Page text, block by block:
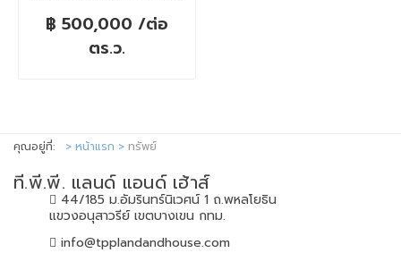
฿ 500,000 /ต่อ
ตร.ว.
คุณอยู่ที่: หน้าแรก ทรัพย์
ที.พี.พี. แลนด์ แอนด์ เฮ้าส์
44/185 ม.อัมรินทร์นิเวศน์ 1 ถ.พหลโยธิน
แขวงอนุสาวรีย์ เขตบางเขน กทม.
info@tpplandandhouse.com